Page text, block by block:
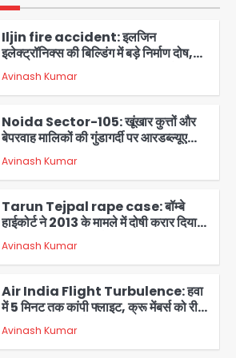
Iljin fire accident: इलजिन
कंक्रीट बीम तिरछा; पीडब्ल्यूडी ऑडिट में
चौंकाने वाला खुलासा
Avinash Kumar
अध्यक्ष दिव्य कृष्णात्रेय का करारा हमला,
पुलिस-प्राधिकरण से सख्त कार्रवाई की मांग
Avinash Kumar
10 साल की सजा सुनाई
Avinash Kumar
की हड्डी में गंभीर चोट; नागरिक उड्डयन मंत्री
पहुंचे अस्पताल
Avinash Kumar